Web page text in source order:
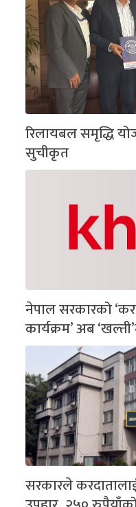
रिलायबल समृद्धि
सुचीकृत
नेपाल सरकारको
कार्यक्रम’ अब
सरकारले